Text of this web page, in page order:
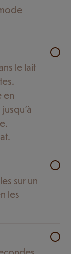
le lait
en
sur un
les